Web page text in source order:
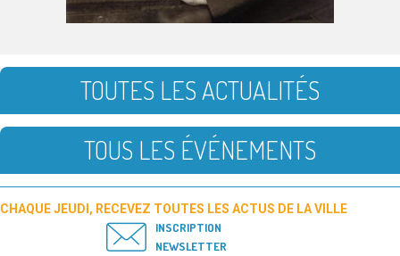
TOUTES LES ACTUALITÉS
TOUS LES ÉVÉNEMENTS
CHAQUE JEUDI, RECEVEZ TOUTES LES ACTUS DE LA VILLE
INSCRIPTION
NEWSLETTER